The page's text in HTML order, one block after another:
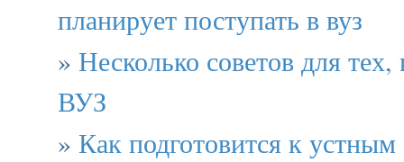
планирует поступать в вуз
» Несколько советов для тех,
ВУЗ
» Как подготовится к